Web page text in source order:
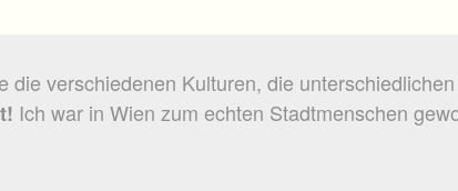
verschiedenen Kulturen, die
Ich war in Wien zum echten Stadtmenschen